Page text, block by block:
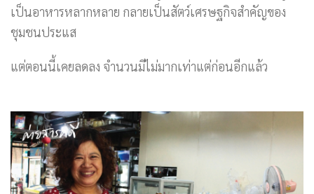
เป็นอาหารหลากหลาย กลายเป็นสัตว์เศรษฐกิจสำคัญของ
ชุมชนประแส
แต่ตอนนี้เคยลดลง จำนวนมีไม่มากเท่าแต่ก่อนอีกแล้ว